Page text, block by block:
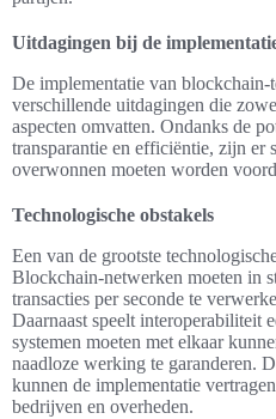
Uitdagingen bij de
De implementatie van blockchain-
verschillende uitdagingen die
aspecten omvatten. Ondanks de
transparantie en efficiëntie, zijn er
overwonnen moeten worden
Technologische obstakels
Een van de grootste
Blockchain-netwerken moeten in
transacties per seconde te
Daarnaast speelt interoperabiliteit
systemen moeten met elkaar
naadloze werking te garanderen.
kunnen de implementatie
bedrijven en overheden.